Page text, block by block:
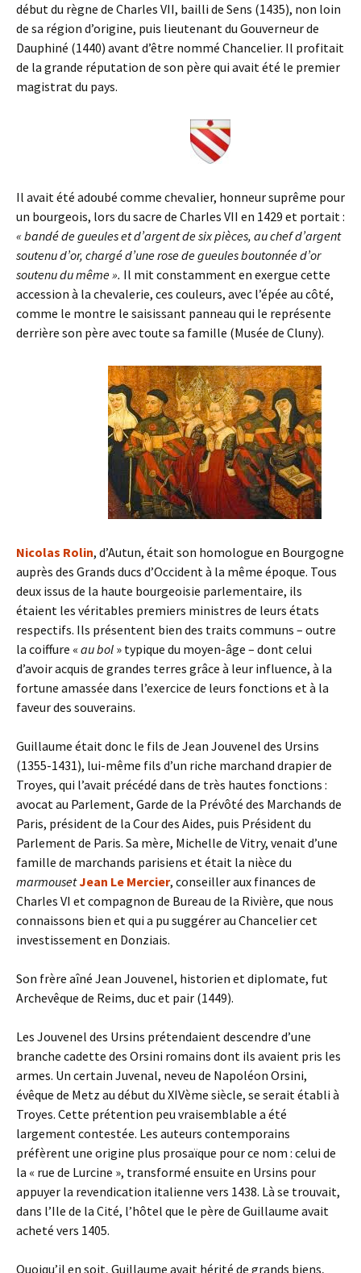
début du règne de Charles VII, bailli de Sens (1435), non loin
de sa région d’origine, puis lieutenant du Gouverneur de
Dauphiné (1440) avant d’être nommé Chancelier. Il profitait
de la grande réputation de son père qui avait été le premier
magistrat du pays.
Il avait été adoubé comme chevalier, honneur suprême pour
un bourgeois, lors du sacre de Charles VII en 1429 et portait :
« bandé de gueules et d’argent de six pièces, au chef d’argent
soutenu d’or, chargé d’une rose de gueules boutonnée d’or
soutenu du même ». Il mit constamment en exergue cette
accession à la chevalerie, ces couleurs, avec l’épée au côté,
comme le montre le saisissant panneau qui le représente
derrière son père avec toute sa famille (Musée de Cluny).
Nicolas Rolin, d’Autun, était son homologue en Bourgogne
auprès des Grands ducs d’Occident à la même époque. Tous
deux issus de la haute bourgeoisie parlementaire, ils
étaient les véritables premiers ministres de leurs états
respectifs. Ils présentent bien des traits communs – outre
la coiffure « au bol » typique du moyen-âge – dont celui
d’avoir acquis de grandes terres grâce à leur influence, à la
fortune amassée dans l’exercice de leurs fonctions et à la
faveur des souverains.
Guillaume était donc le fils de Jean Jouvenel des Ursins
(1355-1431), lui-même fils d’un riche marchand drapier de
Troyes, qui l’avait précédé dans de très hautes fonctions :
avocat au Parlement, Garde de la Prévôté des Marchands de
Paris, président de la Cour des Aides, puis Président du
Parlement de Paris. Sa mère, Michelle de Vitry, venait d’une
famille de marchands parisiens et était la nièce du
marmousetJean Le Mercier, conseiller aux finances de
Charles VI et compagnon de Bureau de la Rivière, que nous
connaissons bien et qui a pu suggérer au Chancelier cet
investissement en Donziais.
Son frère aîné Jean Jouvenel, historien et diplomate, fut
Archevêque de Reims, duc et pair (1449).
Les Jouvenel des Ursins prétendaient descendre d’une
branche cadette des Orsini romains dont ils avaient pris les
armes. Un certain Juvenal, neveu de Napoléon Orsini,
évêque de Metz au début du XIVème siècle, se serait établi à
Troyes. Cette prétention peu vraisemblable a été
largement contestée. Les auteurs contemporains
préfèrent une origine plus prosaïque pour ce nom : celui de
la « rue de Lurcine », transformé ensuite en Ursins pour
appuyer la revendication italienne vers 1438. Là se trouvait,
dans l’Ile de la Cité, l’hôtel que le père de Guillaume avait
acheté vers 1405.
Quoiqu’il en soit, Guillaume avait hérité de grands biens,